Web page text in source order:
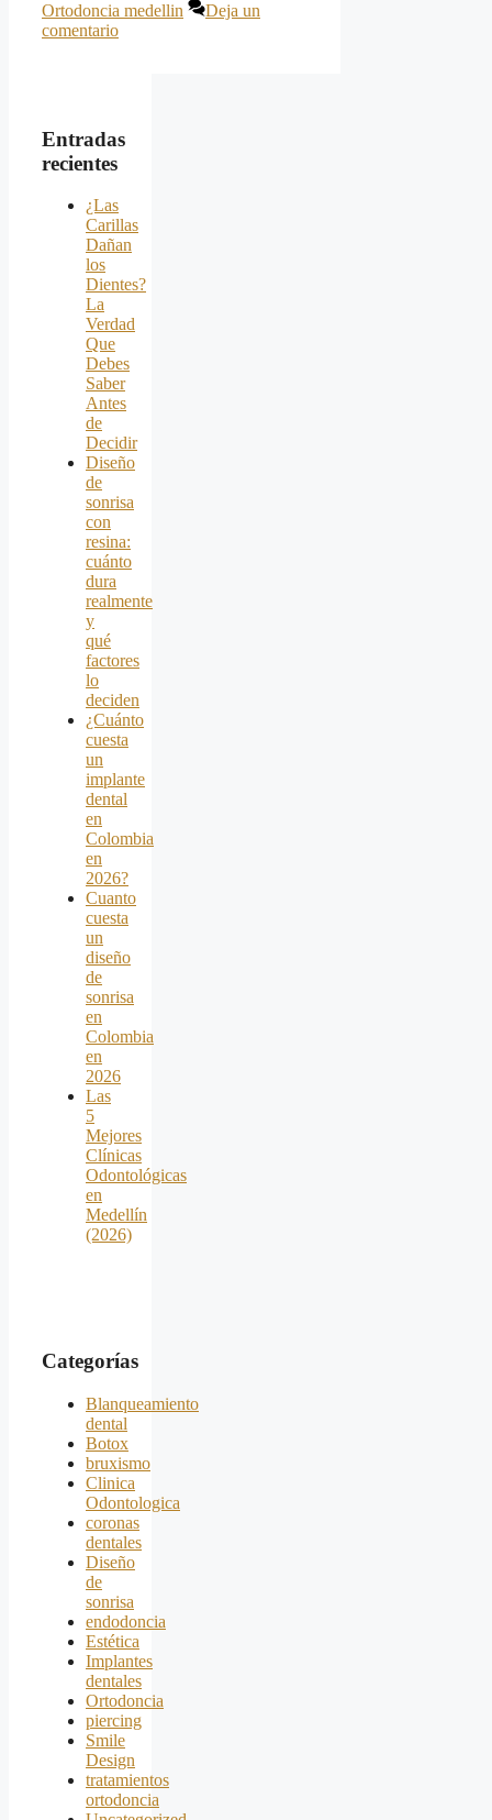
Ortodoncia medellin
Deja un
comentario
Entradas
recientes
¿Las
Carillas
Dañan
los
Dientes?
La
Verdad
Que
Debes
Saber
Antes
de
Decidir
Diseño
de
sonrisa
con
resina:
cuánto
dura
realmente
y
qué
factores
lo
deciden
¿Cuánto
cuesta
un
implante
dental
en
Colombia
en
2026?
Cuanto
cuesta
un
diseño
de
sonrisa
en
Colombia
en
2026
Las
5
Mejores
Clínicas
Odontológicas
en
Medellín
(2026)
Categorías
Blanqueamiento
dental
Botox
bruxismo
Clinica
Odontologica
coronas
dentales
Diseño
de
sonrisa
endodoncia
Estética
Implantes
dentales
Ortodoncia
piercing
Smile
Design
tratamientos
ortodoncia